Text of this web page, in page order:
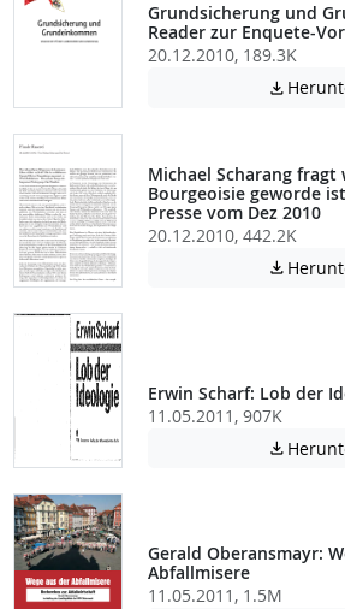
Grundsicherung und
Reader zur Enquete-
20.12.2010, 189.3K

Michael Scharang fragt
Bourgeoisie geworde
Presse vom Dez 2010
20.12.2010, 442.2K

Erwin Scharf: Lob der
11.05.2011, 907K

Gerald Oberansmayr:
Abfallmisere
11.05.2011, 1.5M